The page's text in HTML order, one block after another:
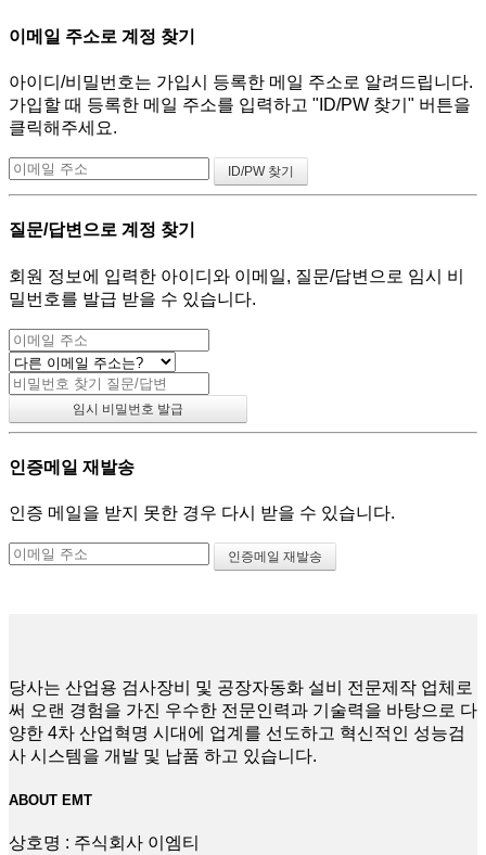
이메일 주소로 계정 찾기
아이디/비밀번호는 가입시 등록한 메일 주소로 알려드립니다.
가입할 때 등록한 메일 주소를 입력하고 "ID/PW 찾기" 버튼을
클릭해주세요.
질문/답변으로 계정 찾기
회원 정보에 입력한 아이디와 이메일, 질문/답변으로 임시 비
밀번호를 발급 받을 수 있습니다.
인증메일 재발송
인증 메일을 받지 못한 경우 다시 받을 수 있습니다.
당사는 산업용 검사장비 및 공장자동화 설비 전문제작 업체로
써 오랜 경험을 가진 우수한 전문인력과 기술력을 바탕으로 다
양한 4차 산업혁명 시대에 업계를 선도하고 혁신적인 성능검
사 시스템을 개발 및 납품 하고 있습니다.
ABOUT EMT
상호명 : 주식회사 이엠티